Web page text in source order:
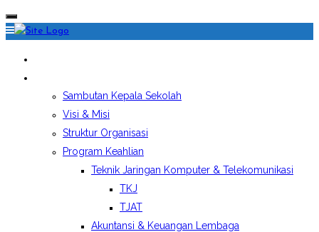
Sambutan Kepala Sekolah
Visi & Misi
Struktur Organisasi
Program Keahlian
Teknik Jaringan Komputer & Telekomunikasi
TKJ
TJAT
Akuntansi & Keuangan Lembaga